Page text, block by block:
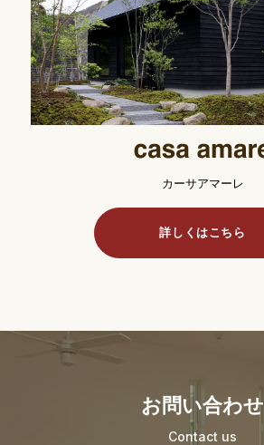
カーサアマーレ
詳しくはこちら
お問い合わせ
Contact us